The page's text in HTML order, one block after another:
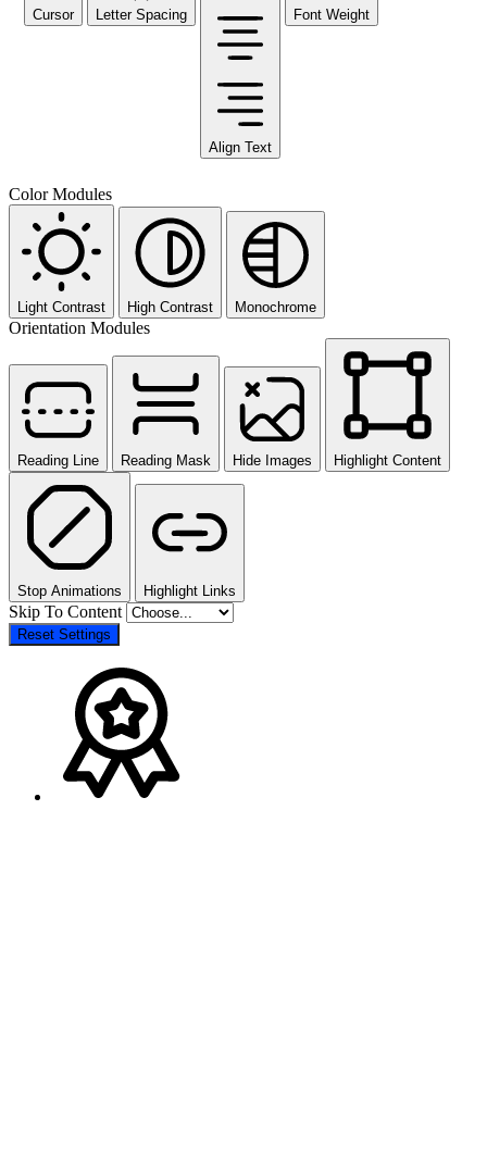
Cursor Letter Spacing
Align Text
Font Weight
Color Modules
Light Contrast High Contrast Monochrome
Orientation Modules
Reading Line Reading Mask Hide Images Highlight Content
Stop Animations Highlight Links
Skip To Content
Reset Settings